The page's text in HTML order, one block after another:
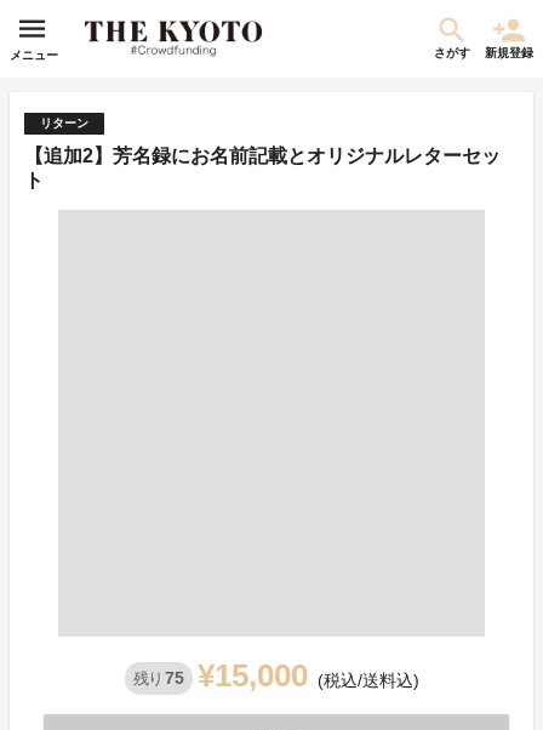
メニュー さがす 新規登録
リターン
【追加2】芳名録にお名前記載とオリジナルレターセッ
ト
残り 75 ¥15,000 (税込/送料込)